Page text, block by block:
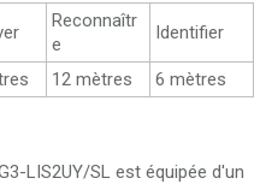
Reconnaîtr
e
Identifier
12 mètres 6 mètres
LIS2UY/SL est équipée d'un